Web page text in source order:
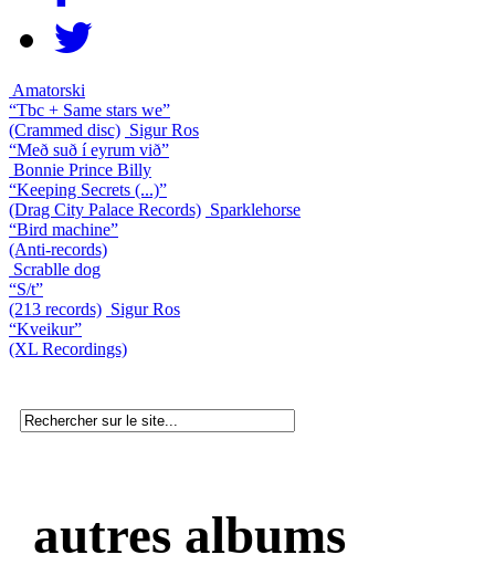
Amatorski
“Tbc + Same stars we”
(Crammed disc) Sigur Ros
“Með suð í eyrum við”
Bonnie Prince Billy
“Keeping Secrets (...)”
(Drag City Palace Records) Sparklehorse
“Bird machine”
(Anti-records)
Scrablle dog
“S/t”
(213 records) Sigur Ros
“Kveikur”
(XL Recordings)
autres albums